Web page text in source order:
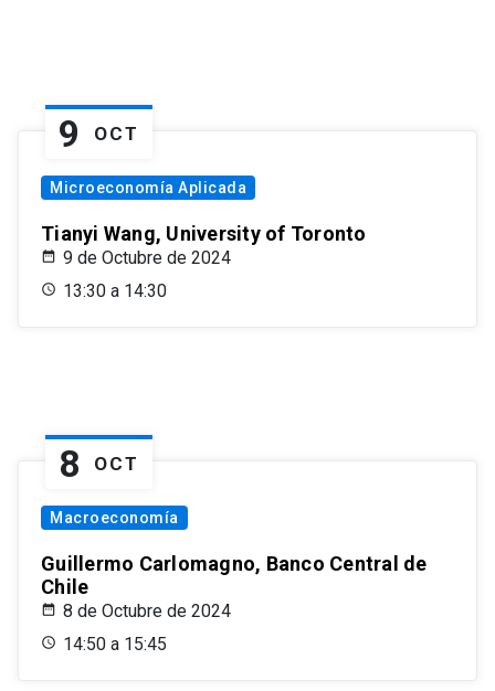
9 OCT
Microeconomía Aplicada
Tianyi Wang, University of Toronto
9 de Octubre de 2024
13:30 a 14:30
8 OCT
Macroeconomía
Guillermo Carlomagno, Banco Central de
Chile
8 de Octubre de 2024
14:50 a 15:45